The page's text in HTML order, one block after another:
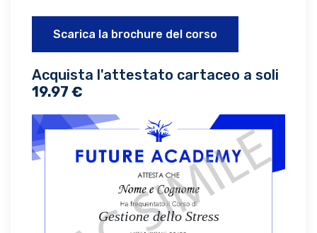
Scarica la brochure del corso
Acquista l'attestato cartaceo a soli
19.97 €
Gestione dello Stress